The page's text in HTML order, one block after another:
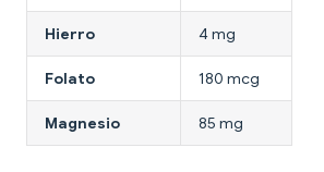
Hierro 4 mg
Folato 180 mcg
Magnesio 85 mg